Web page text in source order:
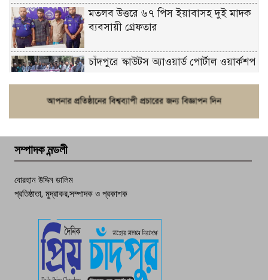
মতলব উত্তরে ৬৭ পিস ইয়াবাসহ দুই মাদক
ব্যবসায়ী গ্রেফতার
চাঁদপুরে স্কাউটস অ্যাওয়ার্ড পোর্টাল ওয়ার্কশপ
পচা দুর্গন্ধে ৯৯৯-এ ফোন, ফরিদগঞ্জে
তরুণের অর্ধগলিত লাশ উদ্ধার
সম্পাদক মন্ডলী
বোরহান উদ্দিন ডালিম
প্রতিষ্ঠাতা, মুদ্রাকর,সম্পাদক ও প্রকাশক